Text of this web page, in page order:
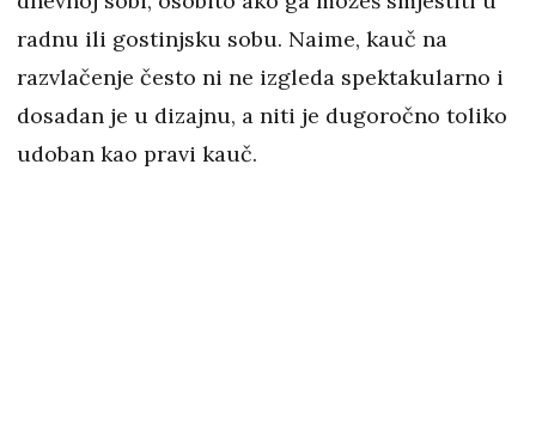
radnu ili gostinjsku sobu. Naime, kauč na
razvlačenje često ni ne izgleda spektakularno i
dosadan je u dizajnu, a niti je dugoročno toliko
udoban kao pravi kauč.